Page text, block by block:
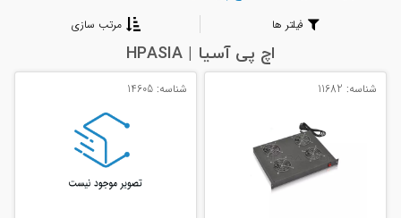
بیشترین
#کابل شبکه
#کابل شبکه لگراند #کابل شبکه نگزنس
فیلتر ها مرتب سازی
اچ پی آسیا | HPASIA
شناسه: 11682 شناسه: 14605